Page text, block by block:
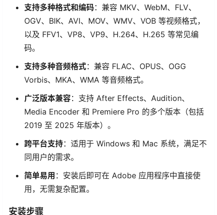
支持多种格式和编码：兼容 MKV、WebM、FLV、
OGV、BIK、AVI、MOV、WMV、VOB 等视频格式，
以及 FFV1、VP8、VP9、H.264、H.265 等常见编
码。
支持多种音频格式：兼容 FLAC、OPUS、OGG
Vorbis、MKA、WMA 等音频格式。
广泛版本兼容：支持 After Effects、Audition、
Media Encoder 和 Premiere Pro 的多个版本（包括
2019 至 2025 年版本）。
跨平台支持：适用于 Windows 和 Mac 系统，满足不
同用户的需求。
简单易用 ：安装后即可在 Adobe 应用程序中直接使
用，无需复杂配置。
安装步骤